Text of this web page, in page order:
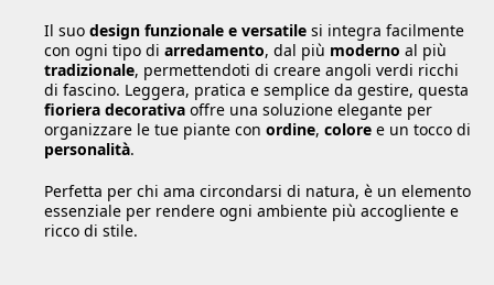
Il suo design funzionale e versatile si integra facilmente
con ogni tipo di arredamento, dal più moderno al più
tradizionale, permettendoti di creare angoli verdi ricchi
di fascino. Leggera, pratica e semplice da gestire, questa
fioriera decorativa offre una soluzione elegante per
organizzare le tue piante con ordine, colore e un tocco di
personalità.
Perfetta per chi ama circondarsi di natura, è un elemento
essenziale per rendere ogni ambiente più accogliente e
ricco di stile.